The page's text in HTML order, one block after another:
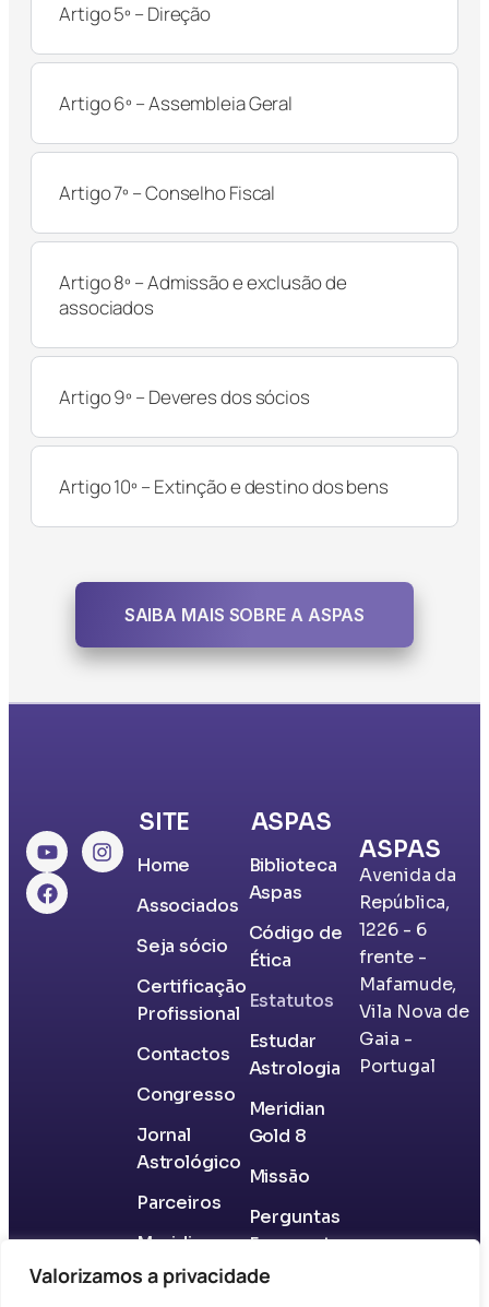
Valorizamos a privacidade
Artigo 5º – Direção
Artigo 6º – Assembleia Geral
Artigo 7º – Conselho Fiscal
Artigo 8º – Admissão e exclusão de
associados
Artigo 9º – Deveres dos sócios
Artigo 10º – Extinção e destino dos bens
SAIBA MAIS SOBRE A ASPAS
SITE
Home
Associados
Seja sócio
Certificação
Profissional
Contactos
Congresso
Jornal
Astrológico
Parceiros
Meridian
Gold 8
ASPAS
Biblioteca
Aspas
​Código de
Ética
Estatutos
​Estudar
Astrologia
Meridian
Gold 8
Missão
​Perguntas
Frequentes
Questões
ASPAS
Avenida da
República,
1226 - 6
frente -
Mafamude,
Vila Nova de
Gaia -
Portugal